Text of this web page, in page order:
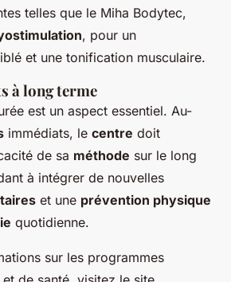
telles que le Miha Bodytec,
, pour un
et une tonification musculaire.
à long terme
est un aspect essentiel. Au-
immédiats, le centre doit
de sa méthode sur le long
à intégrer de nouvelles
et une prévention physique
quotidienne.
sur les programmes